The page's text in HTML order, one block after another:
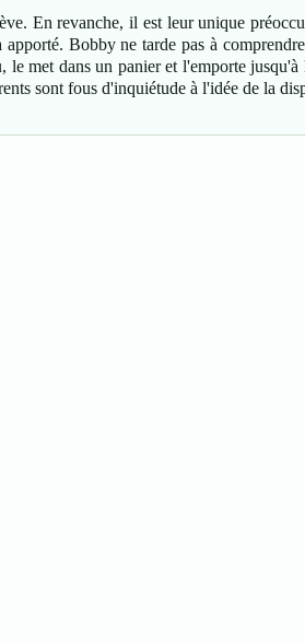
En revanche, il est leur unique
Bobby ne tarde pas à
le met dans un panier et l'emporte jusqu'à
sont fous d'inquiétude à l'idée de la